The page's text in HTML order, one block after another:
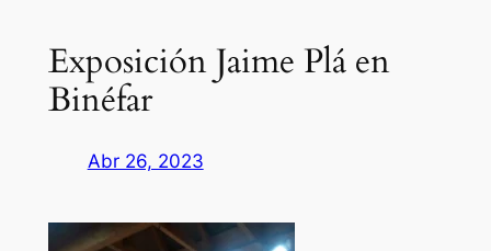
Exposición Jaime Plá en
Binéfar
Abr 26, 2023